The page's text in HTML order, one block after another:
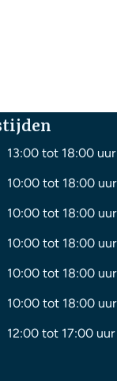
13:00 tot 18:00 uur
10:00 tot 18:00 uur
10:00 tot 18:00 uur
10:00 tot 18:00 uur
10:00 tot 18:00 uur
10:00 tot 18:00 uur
12:00 tot 17:00 uur